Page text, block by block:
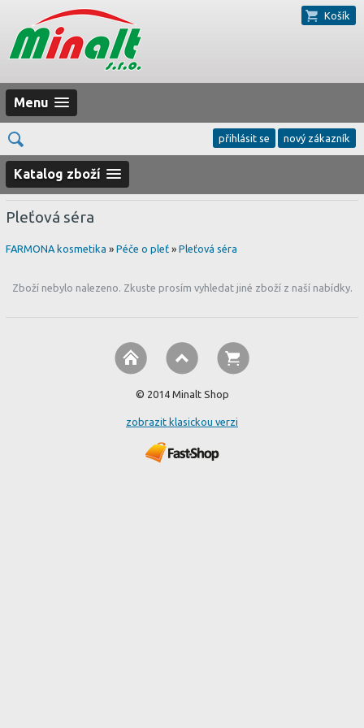
Košík
Menu
přihlásit se nový zákazník
Katalog zboží
Pleťová séra
FARMONA kosmetika » Péče o pleť » Pleťová séra
Zboží nebylo nalezeno. Zkuste prosím vyhledat jiné zboží z naší nabídky.
© 2014 Minalt Shop
zobrazit klasickou verzi